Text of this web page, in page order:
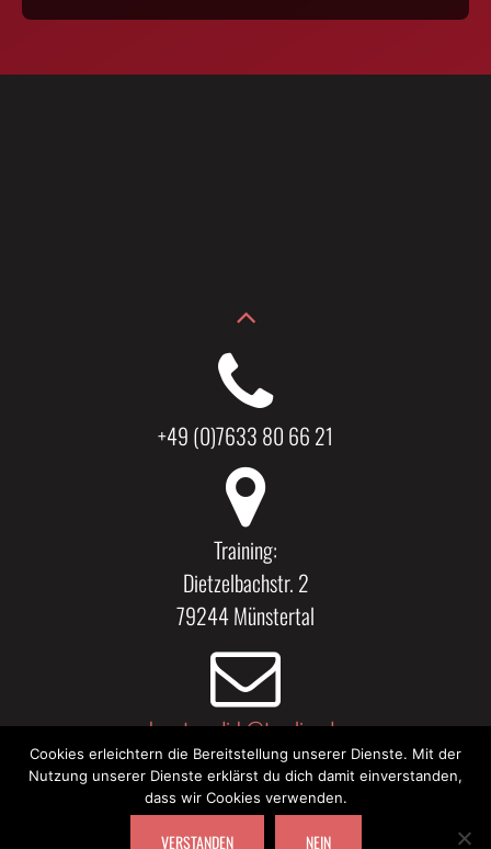
+49 (0)7633 80 66 21
Training:
Dietzelbachstr. 2
79244 Münstertal
kaestner.dirk@t-online.de
Kirchstr. 11
79219 Staufen
Cookies erleichtern die Bereitstellung unserer Dienste. Mit der
Nutzung unserer Dienste erklärst du dich damit einverstanden,
dass wir Cookies verwenden.
VERSTANDEN NEIN